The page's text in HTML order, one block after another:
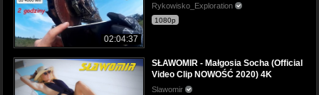
02:04:37
Rykowisko_Exploration
1080p
SŁAWOMIR - Małgosia Socha (Official
Video Clip NOWOŚĆ 2020) 4K
Slawomir